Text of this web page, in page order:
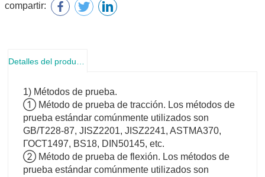
compartir:
1) Métodos de prueba.
① Método de prueba de tracción. Los métodos de
prueba estándar comúnmente utilizados son
GB/T228-87, JISZ2201, JISZ2241, ASTMA370,
ГОСТ1497, BS18, DIN50145, etc.
② Método de prueba de flexión. Los métodos de
prueba estándar comúnmente utilizados son